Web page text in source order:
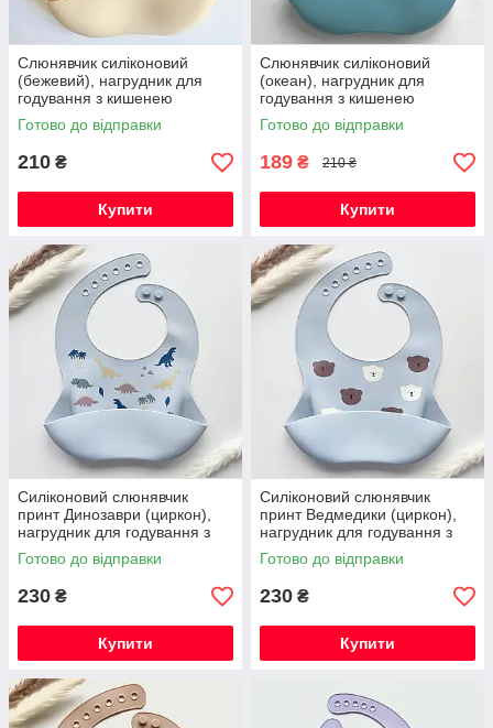
Слюнявчик силіконовий
(бежевий), нагрудник для
годування з кишенею
Готово до відправки
210 ₴
Купити
Слюнявчик силіконовий
(океан), нагрудник для
годування з кишенею
Готово до відправки
189 ₴ 210 ₴
Купити
Силіконовий слюнявчик
принт Динозаври (циркон),
нагрудник для годування з
кишенею
Готово до відправки
230 ₴
Купити
Силіконовий слюнявчик
принт Ведмедики (циркон),
нагрудник для годування з
кишенею
Готово до відправки
230 ₴
Купити